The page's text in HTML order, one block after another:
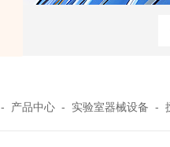
- 产品中心 - 实验室器械设备 -